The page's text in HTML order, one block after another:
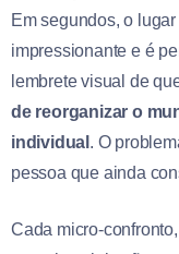
Em segundos, o
impressionante e é
lembrete visual de
de reorganizar o
individual . O
pessoa que ainda
Cada micro-